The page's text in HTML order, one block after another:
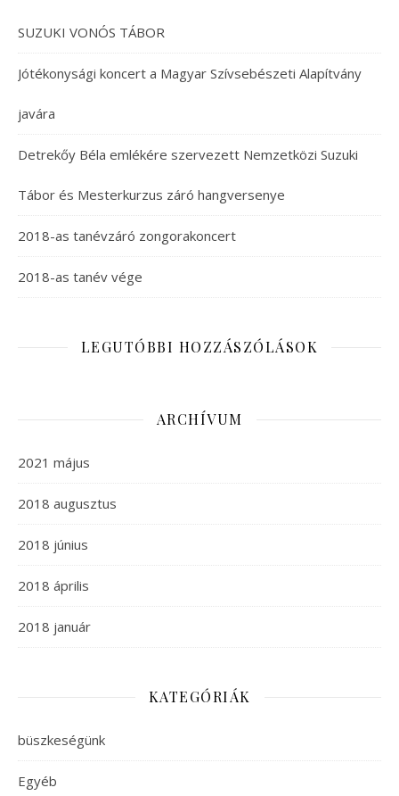
SUZUKI VONÓS TÁBOR
Jótékonysági koncert a Magyar Szívsebészeti Alapítvány
javára
Detrekőy Béla emlékére szervezett Nemzetközi Suzuki
Tábor és Mesterkurzus záró hangversenye
2018-as tanévzáró zongorakoncert
2018-as tanév vége
LEGUTÓBBI HOZZÁSZÓLÁSOK
ARCHÍVUM
2021 május
2018 augusztus
2018 június
2018 április
2018 január
KATEGÓRIÁK
büszkeségünk
Egyéb